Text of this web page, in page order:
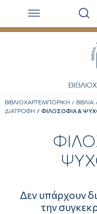
ΒΙΒΛΙΟΧΑΡΤΕΜΠΟΡΙΚΗ ΒΙΒΛΙΑ
ΔΙΑΤΡΟΦΗ
ΦΙΛΟΣΟΦΙΑ &
Δεν υπάρχουν
την